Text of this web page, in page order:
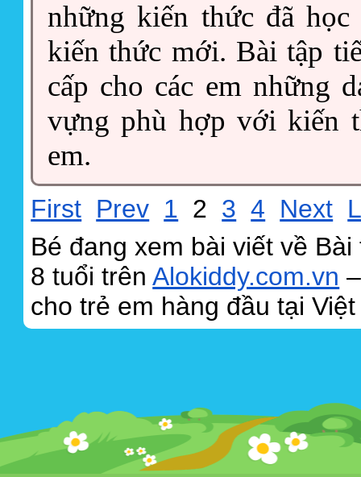
những kiến thức đã
kiến thức mới. Bài tập
cấp cho các em những
vựng phù hợp với kiến
em.
First Prev 1 2 3 4 Next
Bé đang xem bài viết về
8 tuổi trênAlokiddy.com.vn
cho trẻ em hàng đầu tại